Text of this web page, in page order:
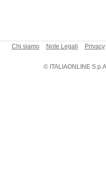
Chi siamo Note Legali Privacy
© ITALIAONLINE